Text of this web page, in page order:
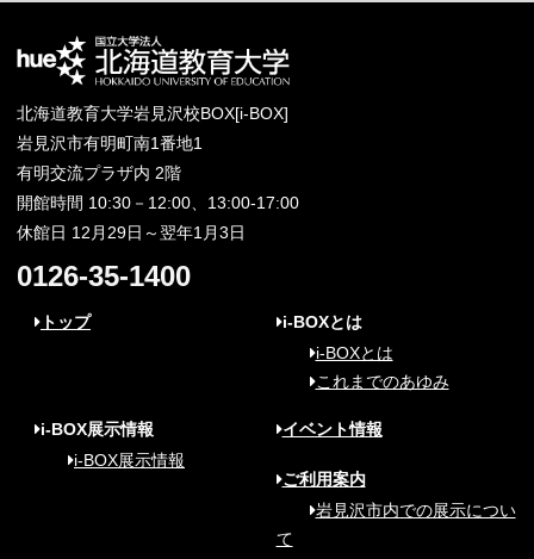
北海道教育大学岩見沢校BOX[i-BOX]
岩見沢市有明町南1番地1
有明交流プラザ内 2階
開館時間 10:30－12:00、13:00-17:00
休館日 12月29日～翌年1月3日
0126-35-1400
トップ
i-BOXとは
i-BOXとは
これまでのあゆみ
i-BOX展示情報
i-BOX展示情報
イベント情報
ご利用案内
岩見沢市内での展示につい
て